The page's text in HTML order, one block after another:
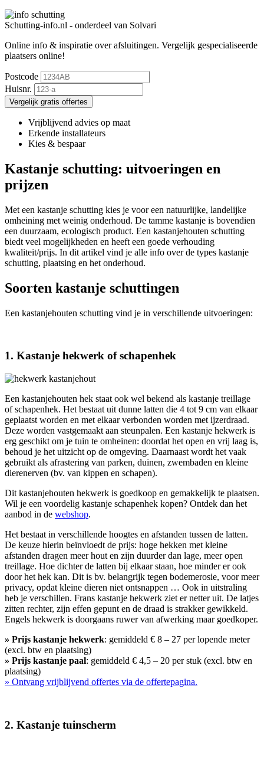
Schutting-info.nl - onderdeel van Solvari
Online info & inspiratie over afsluitingen. Vergelijk gespecialiseerde
plaatsers online!
Postcode
Huisnr.
Vergelijk gratis offertes
Vrijblijvend advies op maat
Erkende installateurs
Kies & bespaar
Kastanje schutting: uitvoeringen en
prijzen
Met een kastanje schutting kies je voor een natuurlijke, landelijke
omheining met weinig onderhoud. De tamme kastanje is bovendien
een duurzaam, ecologisch product. Een kastanjehouten schutting
biedt veel mogelijkheden en heeft een goede verhouding
kwaliteit/prijs. In dit artikel vind je alle info over de types kastanje
schutting, plaatsing en het onderhoud.
Soorten kastanje schuttingen
Een kastanjehouten schutting vind je in verschillende uitvoeringen:
1. Kastanje hekwerk of schapenhek
Een kastanjehouten hek staat ook wel bekend als kastanje treillage
of schapenhek. Het bestaat uit dunne latten die 4 tot 9 cm van elkaar
geplaatst worden en met elkaar verbonden worden met ijzerdraad.
Deze worden vastgemaakt aan steunpalen. Een kastanje hekwerk is
erg geschikt om je tuin te omheinen: doordat het open en vrij laag is,
behoud je het uitzicht op de omgeving. Daarnaast wordt het vaak
gebruikt als afrastering van parken, duinen, zwembaden en kleine
dierenerven (bv. van kippen en schapen).
Dit kastanjehouten hekwerk is goedkoop en gemakkelijk te plaatsen.
Wil je een voordelig kastanje schapenhek kopen? Ontdek dan het
aanbod in de webshop.
Het bestaat in verschillende hoogtes en afstanden tussen de latten.
De keuze hierin beïnvloedt de prijs: hoge hekken met kleine
afstanden dragen meer hout en zijn duurder dan lage, meer open
treillage. Hoe dichter de latten bij elkaar staan, hoe minder er ook
door het hek kan. Dit is bv. belangrijk tegen bodemerosie, voor meer
privacy, opdat kleine dieren niet ontsnappen … Ook in uitstraling
heb je verschillen. Frans kastanje hekwerk ziet er netter uit. De latjes
zitten rechter, zijn effen gepunt en de draad is strakker gewikkeld.
Engels hekwerk is doorgaans ruwer van afwerking maar goedkoper.
» Prijs kastanje hekwerk: gemiddeld € 8 – 27 per lopende meter
(excl. btw en plaatsing)
» Prijs kastanje paal: gemiddeld € 4,5 – 20 per stuk (excl. btw en
plaatsing)
» Ontvang vrijblijvend offertes via de offertepagina.
2. Kastanje tuinscherm